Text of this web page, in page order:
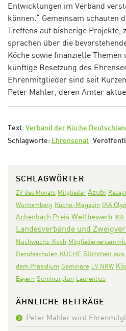
Entwicklungen im Verband
können.“ Gemeinsam schauten
Treffens auf bisherige Projekte,
sprachen über die
Köche sowie finanzielle
künftige Besetzung des
Ehrenmitglieder sind seit
Peter Mahler, deren Ämter
Text: Verband der Köche
Schlagworte: Ehrensenat
SCHLAGWÖRTER
ZV des Monats Mitglieder Azubi
Württemberg Küche-Magazin IKA
Achenbach Preis Wettbewerb IKA
Landesverbände und
Nachwuchs-Koch
Berufsschulen KÜCHE Stimmen aus
dem Präsidium Seminare LV NRW
Bayern Seminarplan Laurentius
ÄHNLICHE BEITRÄGE
Peter Mahler wird